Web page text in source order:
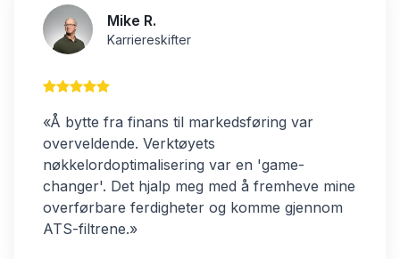
Mike R.
Karriereskifter
«Å bytte fra finans til markedsføring var
overveldende. Verktøyets
nøkkelordoptimalisering var en 'game-
changer'. Det hjalp meg med å fremheve mine
overførbare ferdigheter og komme gjennom
ATS-filtrene.»